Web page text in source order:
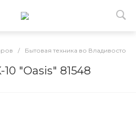
/ Бытовая техника во Владивостоке
"Oasis" 81548